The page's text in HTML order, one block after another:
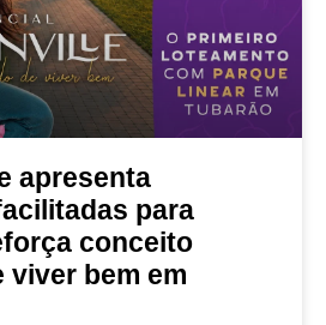
apresenta
para
conceito
viver bem em